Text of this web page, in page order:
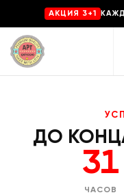
AKЦИЯ 3+1
ДО
31
ЧАСОВ